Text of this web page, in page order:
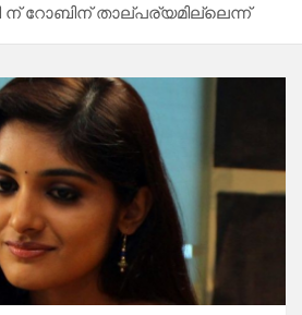
റോബിന് താല്പര്യമില്ലെന്ന്